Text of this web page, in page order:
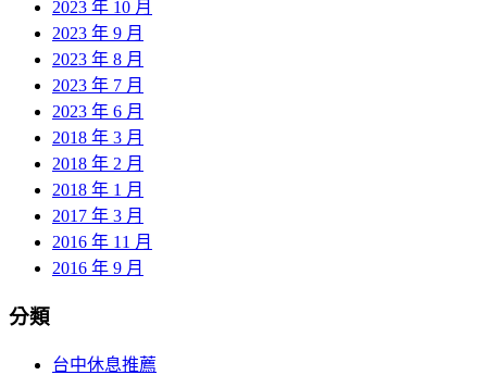
2023 年 10 月
2023 年 9 月
2023 年 8 月
2023 年 7 月
2023 年 6 月
2018 年 3 月
2018 年 2 月
2018 年 1 月
2017 年 3 月
2016 年 11 月
2016 年 9 月
分類
台中休息推薦